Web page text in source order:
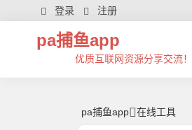
在线工具 | 芊芊精典-pa捕鱼app
登录 注册
pa捕鱼app
优质互联网资源分享交流！
pa捕鱼app 在线工具